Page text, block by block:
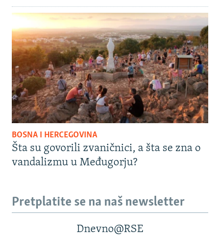
BOSNA I HERCEGOVINA
Šta su govorili zvaničnici, a šta se zna o
vandalizmu u Međugorju?
Pretplatite se na naš newsletter
Dnevno@RSE